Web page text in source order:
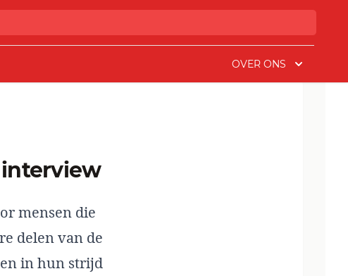
OVER ONS
interview
mensen die
delen van de
in hun strijd